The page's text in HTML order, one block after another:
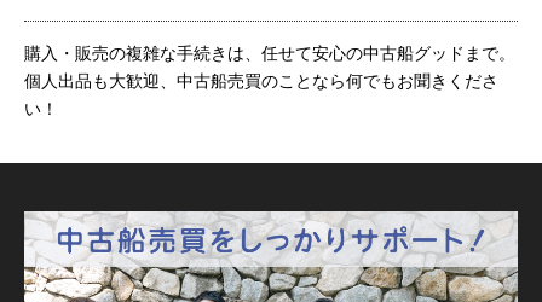
購入・販売の複雑な手続きは、任せて安心の中古船グッドまで。
個人出品も大歓迎、中古船売買のことなら何でもお聞きくださ
い！